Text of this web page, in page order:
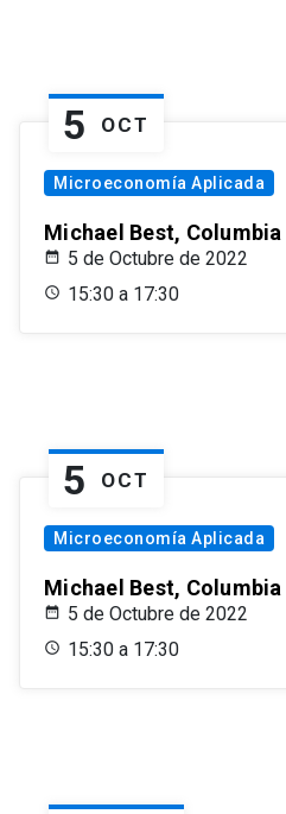
5 OCT
Microeconomía Aplicada
Michael Best,
5 de Octubre de 2022
15:30 a 17:30
5 OCT
Microeconomía Aplicada
Michael Best,
5 de Octubre de 2022
15:30 a 17:30